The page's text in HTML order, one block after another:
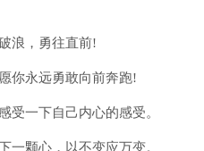
浪，勇往直前!
你永远勇敢向前奔跑!
受一下自己内心的感受。
一颗心，以不变应万变。